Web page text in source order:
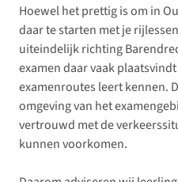
Hoewel het prettig is om in
daar te starten met je
uiteindelijk richting
examen daar vaak
examenroutes leert kennen.
omgeving van het
vertrouwd met de
kunnen voorkomen.